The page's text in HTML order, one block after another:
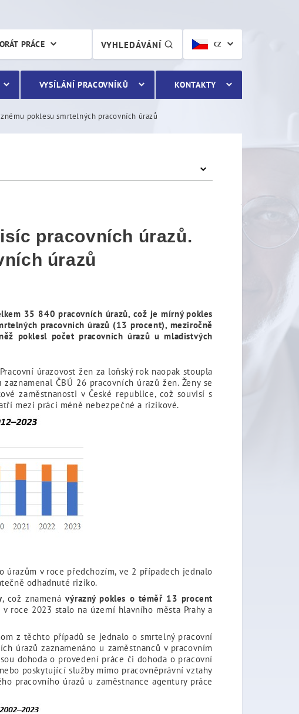
pracovních úrazů. Došlo k
CZ
VYHLEDÁVÁNÍ
PRÁCE
VYSÍLÁNÍ PRACOVNÍKŮ KONTAKTY
poklesu smrtelných pracovních úrazů
pracovních úrazů.
úrazů
35 840 pracovních úrazů, což je mírný pokles
pracovních úrazů (13 procent), meziročně
poklesl počet pracovních úrazů u mladistvých
úrazovost žen za loňský rok naopak stoupla
ČBÚ 26 pracovních úrazů žen. Ženy se
zaměstnanosti v České republice, což souvisí s
mezi práci méně nebezpečné a rizikové.
v roce předchozím, ve 2 případech jednalo
odhadnuté riziko.
, což znamená výrazný pokles o téměř 13 procent
roce 2023 stalo na území hlavního města Prahy a
z těchto případů se jednalo o smrtelný pracovní
úrazů zaznamenáno u zaměstnanců v pracovním
dohoda o provedení práce či dohoda o pracovní
poskytující služby mimo pracovněprávní vztahy
pracovního úrazů u zaměstnance agentury práce